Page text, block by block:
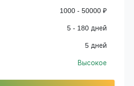
1000 - 50000 ₽
5 - 180 дней
5 дней
Высокое